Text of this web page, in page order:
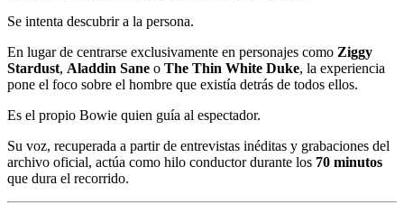
Se intenta descubrir a la persona.
En lugar de centrarse exclusivamente en personajes como Ziggy
Stardust, Aladdin Sane o The Thin White Duke, la experiencia
pone el foco sobre el hombre que existía detrás de todos ellos.
Es el propio Bowie quien guía al espectador.
Su voz, recuperada a partir de entrevistas inéditas y grabaciones del
archivo oficial, actúa como hilo conductor durante los 70 minutos
que dura el recorrido.